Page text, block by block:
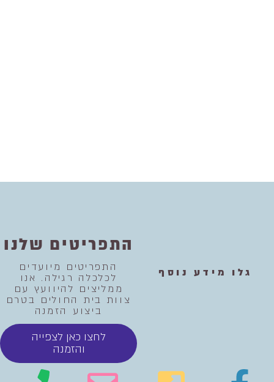
התפריטים שלנו
התפריטים מיועדים
לכלכלה רגילה. אנו
ממליצים להיוועץ עם
צוות בית החולים בטרם
ביצוע הזמנה
לחצו כאן לצפייה
והזמנה
גלו מידע נוסף